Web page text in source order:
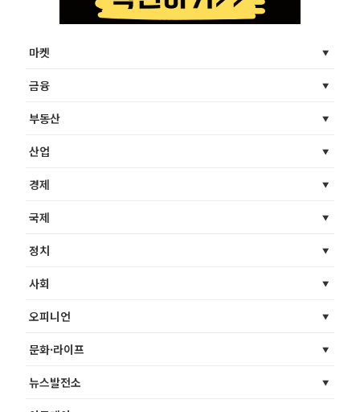
마켓
금융
부동산
산업
경제
국제
정치
사회
오피니언
문화·라이프
뉴스발전소